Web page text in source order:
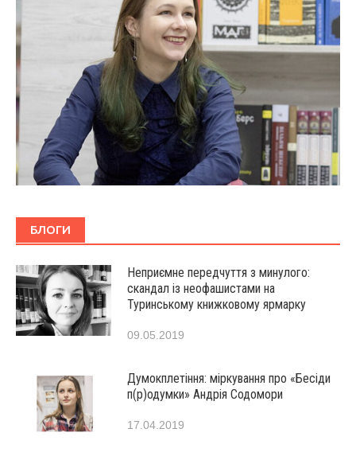
БЛОГИ
Неприємне передчуття з минулого:
скандал із неофашистами на
Туринському книжковому ярмарку
09.05.2019
Думокплетіння: міркування про «Бесіди
п(р)одумки» Андрія Содомори
17.04.2019